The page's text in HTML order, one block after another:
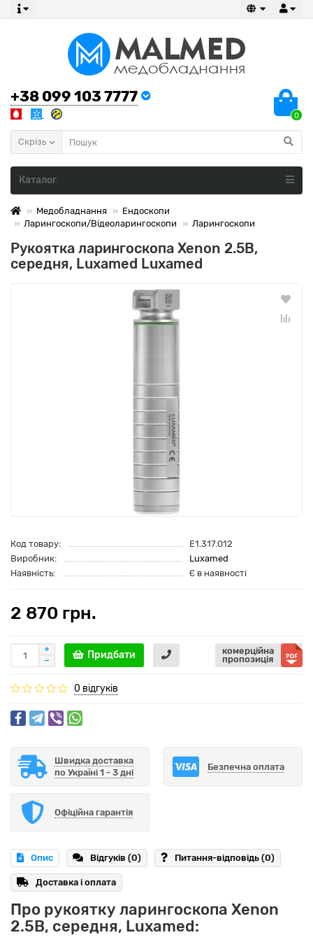
+38 099 103 7777
0
Скрізь
Каталог
Медобладнання
Ендоскопи
Ларингоскопи/Відеоларингоскопи
Ларингоскопи
Рукоятка ларингоскопа Xenon 2.5В,
середня, Luxamed Luxamed
Код товару:
E1.317.012
Виробник:
Luxamed
Наявність:
Є в наявності
2 870 грн.
Придбати
комерційна
пропозиція
0 відгуків
Швидка доставка
по Україні 1 - 3 дні
Безпечна оплата
Офіційна гарантія
Опис Відгуків (0) Питання-відповідь (0)
Доставка і оплата
Про рукоятку ларингоскопа Xenon
2.5В, середня, Luxamed: